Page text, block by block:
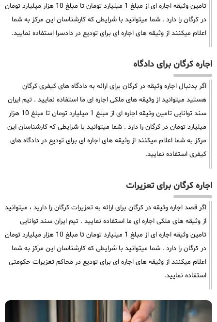
تامین وثیقه اجاره ای از مبلغ 1 میلیارد تومان تا مبلغ 10 هزار میلیارد تومان
در کرگان را دارد . شما میتوانید با شرایطی که کارشناسان این مرکز به شما
اعلام میکنند از وثیقه های اجاره ای برای تودیع در دادسرا استفاده نمایید.
اجاره کرگان برای دادگاه
اگر بدنبال اجاره وثیقه در کرگان برای ارائه به دادگاه های کیفری کرگان
هستید میتوانید از وثیقه های ملکی اجاره ای ما استفاده نمایید . تیم ایران
سند توانایی تامین وثیقه اجاره ای از مبلغ 1 میلیارد تومان تا مبلغ 10 هزار
میلیارد تومان در کرگان را دارد . شما میتوانید با شرایطی که کارشناسان این
مرکز به شما اعلام میکنند از وثیقه های اجاره ای برای تودیع در دادگاه های
کیفری استفاده نمایید.
اجاره کرگان برای تعزیرات
اگر قصد اجاره وثیقه در کرگان برای ارائه به تعزیرات کرگان را دارید ، میتوانید
از وثیقه های ملکی اجاره ای ما استفاده نمایید . تیم ایران سند توانایی
تامین وثیقه اجاره ای از مبلغ 1 میلیارد تومان تا مبلغ 10 هزار میلیارد تومان
در کرگان را دارد . شما میتوانید با شرایطی که کارشناسان این مرکز به شما
اعلام میکنند از وثیقه های اجاره ای برای تودیع در محاکم تعزیرات حکومتی
استفاده نمایید.